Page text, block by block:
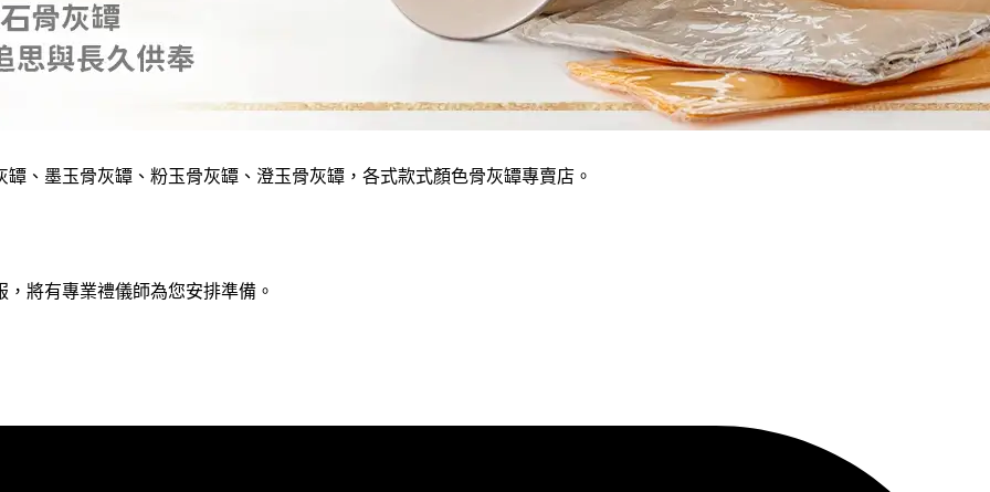
、墨玉骨灰罈、粉玉骨灰罈、澄玉骨灰罈，各式款式顏色骨灰罈專賣店。
將有專業禮儀師為您安排準備。